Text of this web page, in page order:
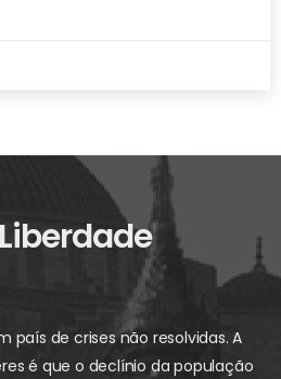
país de crises não resolvidas. A
é que o declínio da população